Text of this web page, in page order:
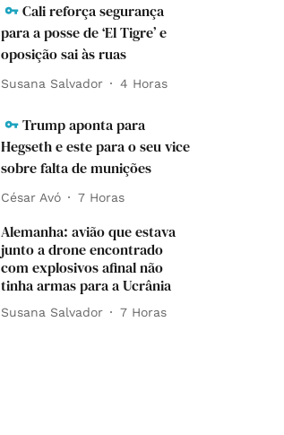
Cali reforça segurança
para a posse de ‘El Tigre’ e
oposição sai às ruas
Susana Salvador 4 Horas
Trump aponta para
Hegseth e este para o seu vice
sobre falta de munições
César Avó 7 Horas
Alemanha: avião que estava
junto a drone encontrado
com explosivos afinal não
tinha armas para a Ucrânia
Susana Salvador 7 Horas